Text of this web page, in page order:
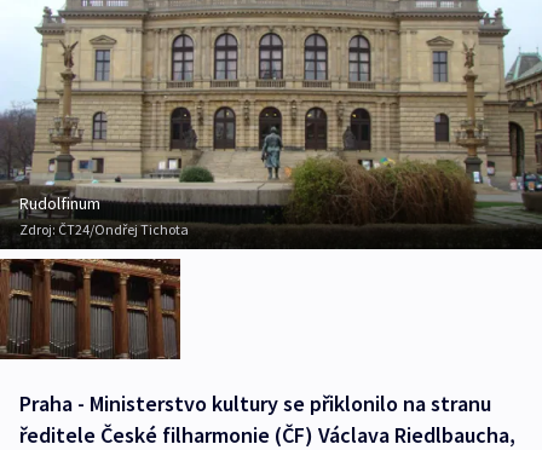
Rudolfinum
Zdroj:ČT24/Ondřej Tichota
Praha - Ministerstvo kultury se přiklonilo na stranu
ředitele České filharmonie (ČF) Václava Riedlbaucha,